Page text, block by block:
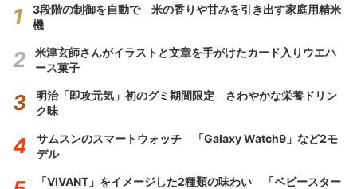
3段階の制御を自動で 米の香りや甘みを引き出す家庭用精米
機
米津玄師さんがイラストと文章を手がけたカード入りウエハ
ース菓子
明治「即攻元気」初のグミ期間限定 さわやかな栄養ドリン
ク味
サムスンのスマートウォッチ 「Galaxy Watch9」など2モ
デル
「VIVANT」をイメージした2種類の味わい 「ベビースター